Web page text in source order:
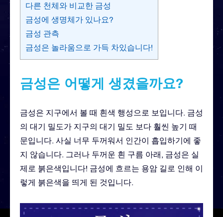
다른 천체와 비교한 금성
금성에 생명체가 있나요?
금성 관측
금성은 놀라움으로 가득 차있습니다!
금성은 어떻게 생겼을까요?
금성은 지구에서 볼 때 흰색 행성으로 보입니다. 금성
의 대기 밀도가 지구의 대기 밀도 보다 훨씬 높기 때
문입니다. 사실 너무 두꺼워서 인간이 흡입하기에 좋
지 않습니다. 그러나 두꺼운 흰 구름 아래, 금성은 실
제로 붉은색입니다! 금성에 흐르는 용암 길로 인해 이
렇게 붉은색을 띄게 된 것입니다.